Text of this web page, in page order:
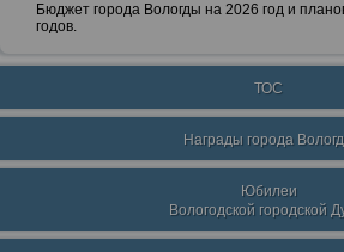
Бюджет города Вологды на 2026 год и
годов.
ТОС
Награды города
Юбилеи
Вологодской городской